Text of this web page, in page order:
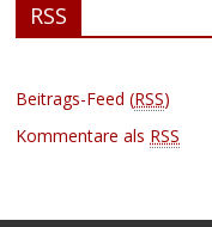
RSS
Beitrags-Feed (RSS)
Kommentare als RSS